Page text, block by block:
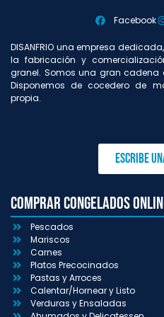
Facebook
DISANFRIO una empresa
la fabricación y
granel. Somos una gran cadena
Disponemos de cocedero de
propia.
Escribe
Comprar congelados
Pescados
Mariscos
Carnes
Platos Precocinados
Pastas y Arroces
Calentar/Hornear y Listo
Verduras y Ensaladas